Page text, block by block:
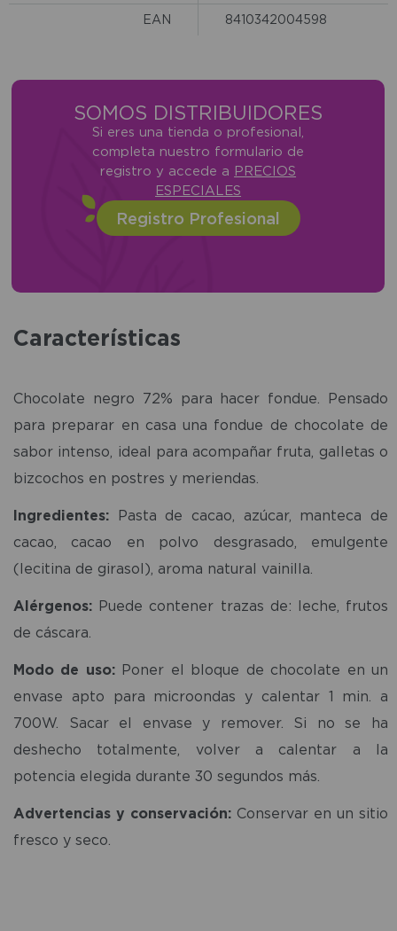
EAN 8410342004598
SOMOS DISTRIBUIDORES
Si eres una tienda o profesional,
completa nuestro formulario de
registro y accede a PRECIOS
ESPECIALES
Registro Profesional
Características
Chocolate negro 72% para hacer fondue. Pensado
para preparar en casa una fondue de chocolate de
sabor intenso, ideal para acompañar fruta, galletas o
bizcochos en postres y meriendas.
Ingredientes: Pasta de cacao, azúcar, manteca de
cacao, cacao en polvo desgrasado, emulgente
(lecitina de girasol), aroma natural vainilla.
Alérgenos: Puede contener trazas de: leche, frutos
de cáscara.
Modo de uso:Poner el bloque de chocolate en un
envase apto para microondas y calentar 1 min. a
700W. Sacar el envase y remover. Si no se ha
deshecho totalmente, volver a calentar a la
potencia elegida durante 30 segundos más.
Advertencias y conservación: Conservar en un sitio
fresco y seco.